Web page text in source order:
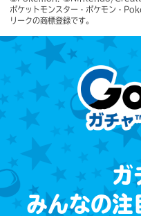
ポケットモンスター・ポケモン・
リークの商標登録です。
みんなの注